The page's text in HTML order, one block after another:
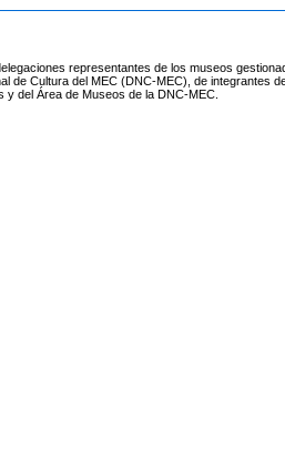
representantes de los museos
de Cultura del MEC (DNC-MEC), de integrantes
del Área de Museos de la DNC-MEC.